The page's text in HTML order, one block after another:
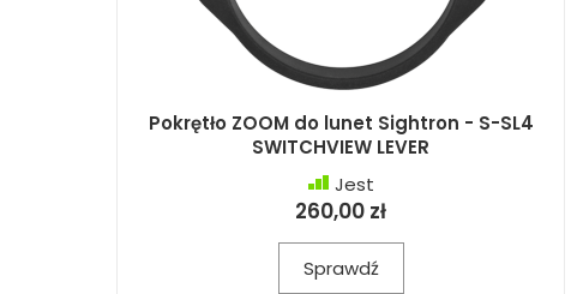
Pokrętło ZOOM do lunet Sightron - S-SL4
SWITCHVIEW LEVER
Jest
260,00 zł
Sprawdź